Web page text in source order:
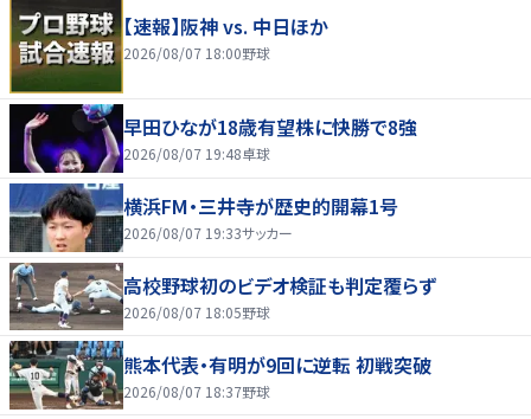
【速報】阪神 vs. 中日ほか
2026/08/07 18:00野球
早田ひなが18歳有望株に快勝で8強
2026/08/07 19:48卓球
横浜FM・三井寺が歴史的開幕1号
2026/08/07 19:33サッカー
高校野球初のビデオ検証も判定覆らず
2026/08/07 18:05野球
熊本代表・有明が9回に逆転 初戦突破
2026/08/07 18:37野球